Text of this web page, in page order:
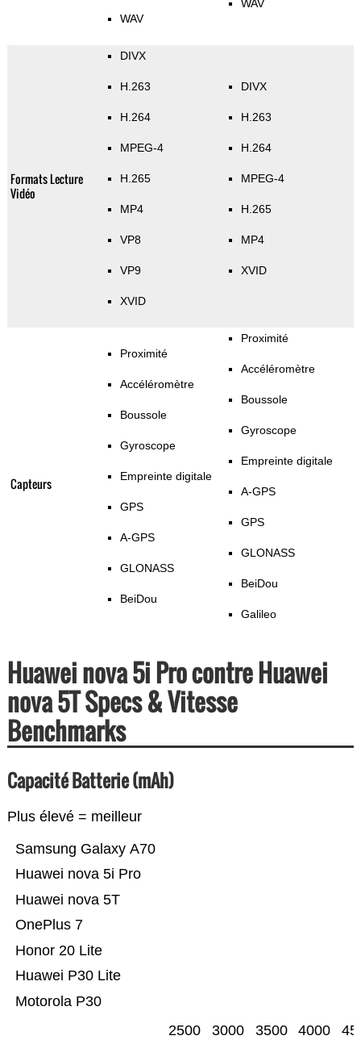
WAV
WAV
Formats Lecture
Vidéo
DIVX
H.263
H.264
MPEG-4
H.265
MP4
VP8
VP9
XVID
DIVX
H.263
H.264
MPEG-4
H.265
MP4
XVID
Capteurs
Proximité
Accéléromètre
Boussole
Gyroscope
Empreinte digitale
GPS
A-GPS
GLONASS
BeiDou
Proximité
Accéléromètre
Boussole
Gyroscope
Empreinte digitale
A-GPS
GPS
GLONASS
BeiDou
Galileo
Huawei nova 5i Pro contre Huawei
nova 5T Specs & Vitesse
Benchmarks
Capacité Batterie (mAh)
Plus élevé = meilleur
Motorola P30
Huawei P30 Lite
Honor 20 Lite
OnePlus 7
Huawei nova 5T
Huawei nova 5i Pro
Samsung Galaxy A70
2500 3000 3500 4000